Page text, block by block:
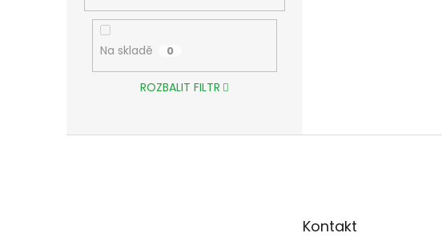
Na skladě 0
ROZBALIT FILTR
Kontakt